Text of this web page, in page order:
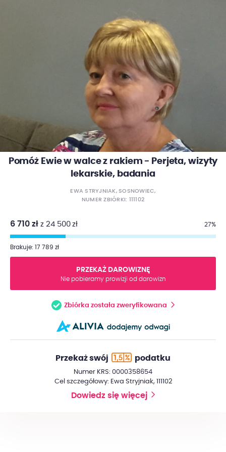
Pomóż Ewie w walce z rakiem - Perjeta, wizyty
lekarskie, badania
EWA STRYJNIAK, SOSNOWIEC,
NUMER ZBIÓRKI: 111102
6 710 zł z 24 500 zł 27%
Brakuje: 17 789 zł
PRZEKAŻ DAROWIZNĘ
Nie pobieramy prowizji od darowizn
Zbiórka została zweryfikowana
Przekaż swój podatku
Numer KRS: 0000358654
Cel szczegółowy: Ewa Stryjniak, 111102
Dowiedz się więcej